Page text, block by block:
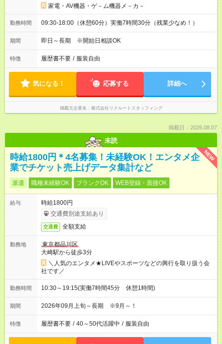
家電・AV機器・ゲ－ム機器メ－カ－
勤務時間 09:30-18:00（休憩60分）実働7時間30分（残業少なめ！）
期間 即日～長期 ※開始日相談OK
特徴 履歴書不要 / 服装自由
気になる！ 応募する 詳細へ
掲載元企業名 株式会社リクルートスタッフィング
掲載日：2026.08.07
未読
NEW
時給1800円＊4名募集！未経験OK！エンタメ企
業でチケット売上げデータ集計など
派遣 職種未経験OK ブランクOK WEB登録・面接OK
給与
時給1800円
交通費別途支給あり
交通費 全額支給
勤務地
東京都品川区
大崎駅から徒歩3分
＼人気のエンタメ★LIVEやスポーツなどの興行を取り扱う会
社です／
勤務時間 10:30～19:15(実働7時間45分 休憩1時間)
期間 2026年09月上旬～長期 ※9月～！
特徴 履歴書不要 / 40～50代活躍中 / 服装自由